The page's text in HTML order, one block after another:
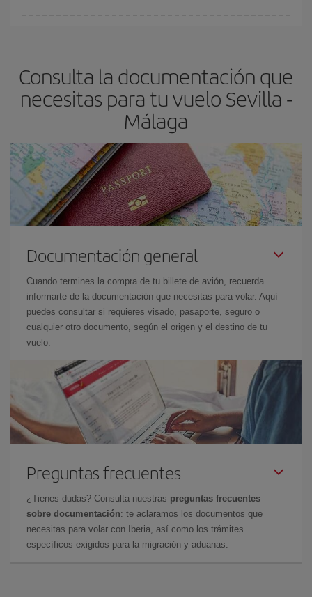
avión más baratos te saldrán. Además, si buscas los vuelos con
las fechas y los horarios del viaje un poco abiertos, podráselegir
el precio más barato.
Consulta la documentación que
necesitas para tu vuelo Sevilla -
Málaga
Documentación general
Cuando termines la compra de tu billete de avión, recuerda
informarte de la documentación que necesitas para volar. Aquí
puedes consultar si requieres visado, pasaporte, seguro o
cualquier otro documento, según el origen y el destino de tu
vuelo.
Preguntas frecuentes
¿Tienes dudas? Consulta nuestras preguntas frecuentes
sobre documentación: te aclaramos los documentos que
necesitas para volar con Iberia, así como los trámites
específicos exigidos para la migración y aduanas.